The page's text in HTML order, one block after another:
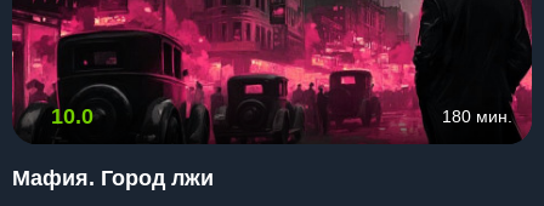
10.0 180 мин.
Мафия. Город лжи